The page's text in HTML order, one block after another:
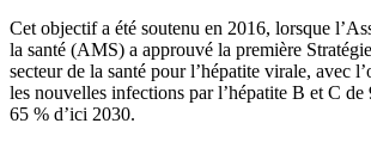
Cet objectif a été soutenu en 2016, lorsque
la santé (AMS) a approuvé la première
secteur de la santé pour l’hépatite virale, avec
les nouvelles infections par l’hépatite B et C de
65 % d’ici 2030.